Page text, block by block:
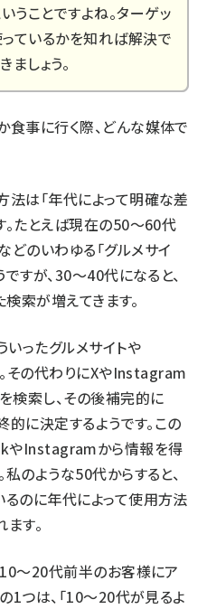
うことですよね。ターゲッ
ているかを知れば解決で
ましょう。
食事に行く際、どんな媒体で
法は「年代によって明確な差
。たとえば現在の50～60代
どのいわゆる「グルメサイ
すが、30～40代になると、
索が増えてきます。
いったグルメサイトや
その代わりにXやInstagram
検索し、その後補完的に
に決定するようです。この
やInstagramから情報を得
のような50代からすると、
るのに年代によって使用方法
す。
～20代前半のお客様にア
1つは、「10～20代が見るよ